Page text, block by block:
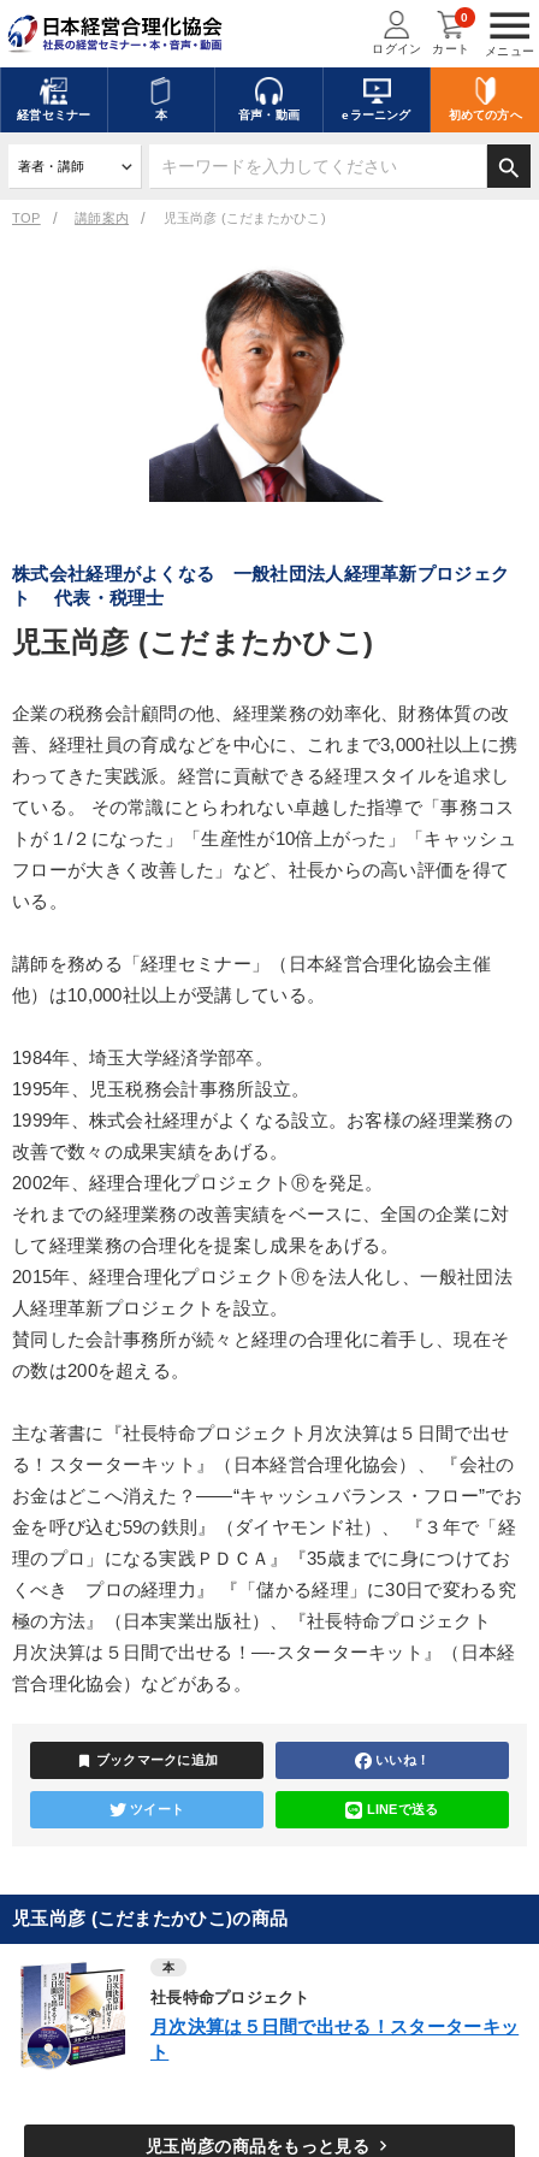
menu
メニュー
ログイン カート
0
経営セミナー 本 音声・動画 eラーニング 初めての方へ
search
TOP 講師案内 児玉尚彦 (こだまたかひこ)
株式会社経理がよくなる 一般社団法人経理革新プロジェク
ト 代表・税理士
児玉尚彦 (こだまたかひこ)
企業の税務会計顧問の他、経理業務の効率化、財務体質の改
善、経理社員の育成などを中心に、これまで3,000社以上に携
わってきた実践派。経営に貢献できる経理スタイルを追求し
ている。 その常識にとらわれない卓越した指導で「事務コス
トが１/２になった」「生産性が10倍上がった」「キャッシュ
フローが大きく改善した」など、社長からの高い評価を得て
いる。
講師を務める「経理セミナー」（日本経営合理化協会主催
他）は10,000社以上が受講している。
1984年、埼玉大学経済学部卒。
1995年、児玉税務会計事務所設立。
1999年、株式会社経理がよくなる設立。お客様の経理業務の
改善で数々の成果実績をあげる。
2002年、経理合理化プロジェクトⓇを発足。
それまでの経理業務の改善実績をベースに、全国の企業に対
して経理業務の合理化を提案し成果をあげる。
2015年、経理合理化プロジェクトⓇを法人化し、一般社団法
人経理革新プロジェクトを設立。
賛同した会計事務所が続々と経理の合理化に着手し、現在そ
の数は200を超える。
主な著書に『社長特命プロジェクト月次決算は５日間で出せ
る！スターターキット』（日本経営合理化協会）、 『会社の
お金はどこへ消えた？――“キャッシュバランス・フロー”でお
金を呼び込む59の鉄則』（ダイヤモンド社）、 『３年で「経
理のプロ」になる実践ＰＤＣＡ』『35歳までに身につけてお
くべき プロの経理力』 『「儲かる経理」に30日で変わる究
極の方法』（日本実業出版社）、『社長特命プロジェクト
月次決算は５日間で出せる！―-スターターキット』（日本経
営合理化協会）などがある。
bookmark ブックマークに追加 いいね！
ツイート LINEで送る
児玉尚彦 (こだまたかひこ)の商品
本
社長特命プロジェクト
月次決算は５日間で出せる！スターターキッ
ト
児玉尚彦の商品をもっと見る keyboard_arrow_right